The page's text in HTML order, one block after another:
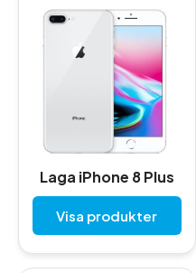
Laga iPhone 8 Plus
Visa produkter